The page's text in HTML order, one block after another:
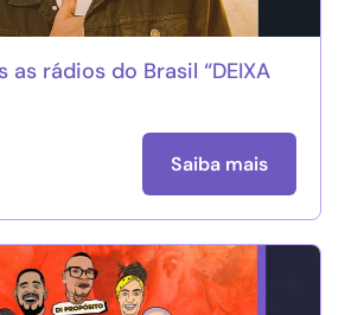
as rádios do Brasil “DEIXA
Saiba mais